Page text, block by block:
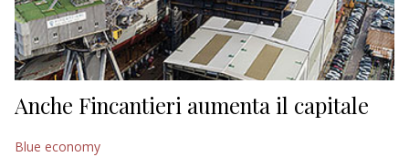
ECONOMIA
TURISMO
CULTURA
NAUTICA
Anche Fincantieri aumenta il capitale
Blue economy